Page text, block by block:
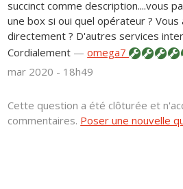
succinct comme description....vous
une box si oui quel opérateur ? Vous
directement ? D'autres services
Cordialement —omega7
mar 2020 - 18h49
Cette question a été clôturée et
commentaires. Poser une nouvelle